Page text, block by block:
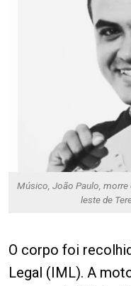
Músico, João Paulo, morre
leste de
O corpo foi
Legal (IML). A